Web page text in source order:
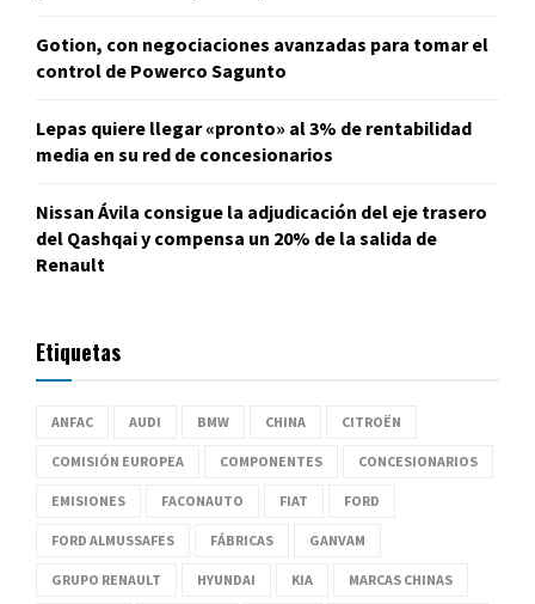
Gotion, con negociaciones avanzadas para tomar el
control de Powerco Sagunto
Lepas quiere llegar «pronto» al 3% de rentabilidad
media en su red de concesionarios
Nissan Ávila consigue la adjudicación del eje trasero
del Qashqai y compensa un 20% de la salida de
Renault
Etiquetas
ANFAC AUDI BMW CHINA CITROËN
COMISIÓN EUROPEA COMPONENTES CONCESIONARIOS
EMISIONES FACONAUTO FIAT FORD
FORD ALMUSSAFES FÁBRICAS GANVAM
GRUPO RENAULT HYUNDAI KIA MARCAS CHINAS